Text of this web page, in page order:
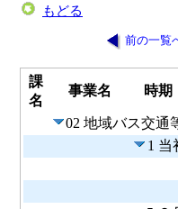
もどる
前の一覧
課
名
事業名 時期
02 地域バス交通
1 当